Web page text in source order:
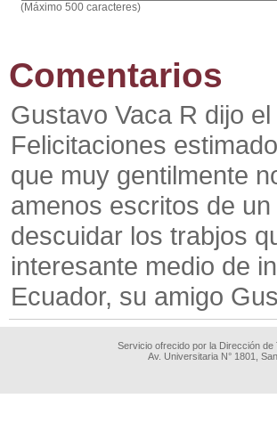
(Máximo 500 caracteres)
Comentarios
Gustavo Vaca R dijo el
Felicitaciones
que muy gentilmente
amenos escritos de
descuidar los trabjos
interesante medio de
Ecuador, su amigo
Servicio ofrecido por la Dirección
Av. Universitaria N° 1801,